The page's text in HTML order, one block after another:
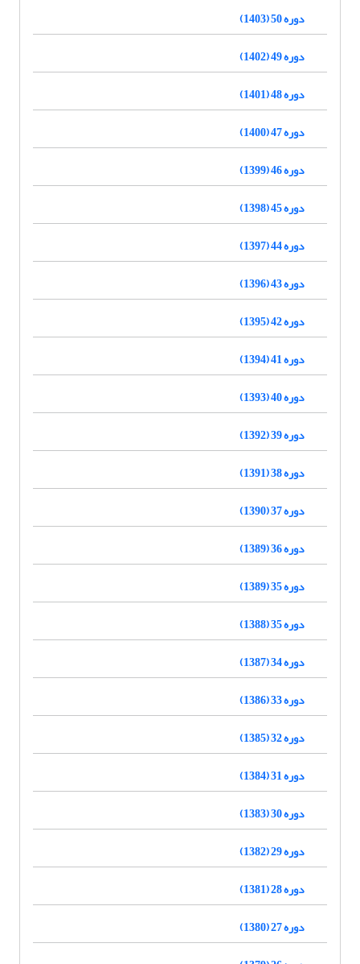
دوره 50 (1403)
دوره 49 (1402)
دوره 48 (1401)
دوره 47 (1400)
دوره 46 (1399)
دوره 45 (1398)
دوره 44 (1397)
دوره 43 (1396)
دوره 42 (1395)
دوره 41 (1394)
دوره 40 (1393)
دوره 39 (1392)
دوره 38 (1391)
دوره 37 (1390)
دوره 36 (1389)
دوره 35 (1389)
دوره 35 (1388)
دوره 34 (1387)
دوره 33 (1386)
دوره 32 (1385)
دوره 31 (1384)
دوره 30 (1383)
دوره 29 (1382)
دوره 28 (1381)
دوره 27 (1380)